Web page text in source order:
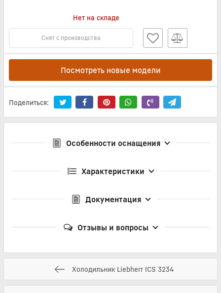
Нет на складе
Снят с производства
Посмотреть новые модели
Поделиться:
Особенности оснащения
Характеристики
Документация
Отзывы и вопросы
Холодильник Liebherr ICS 3234